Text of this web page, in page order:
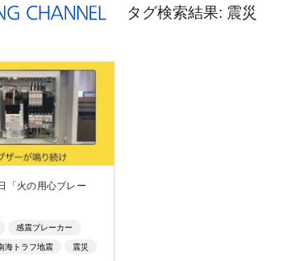
タグ検索結果: 震災
「火の用心ブレー
感震ブレーカー
海トラフ地震 震災